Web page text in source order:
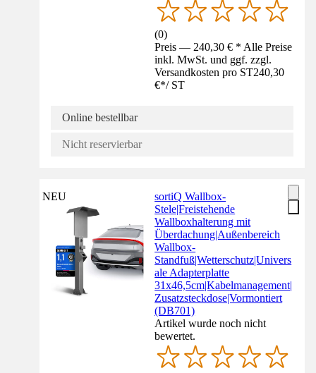
(0)
Preis — 240,30 € * Alle Preise
inkl. MwSt. und ggf. zzgl.
Versandkosten pro ST240,30
€*/ ST
Online bestellbar
Nicht reservierbar
NEU
sortiQ Wallbox-
Stele|Freistehende
Wallboxhalterung mit
Überdachung|Außenbereich
Wallbox-
Standfuß|Wetterschutz|Univers
ale Adapterplatte
31x46,5cm|Kabelmanagement|
Zusatzsteckdose|Vormontiert
(DB701)
Artikel wurde noch nicht
bewertet.